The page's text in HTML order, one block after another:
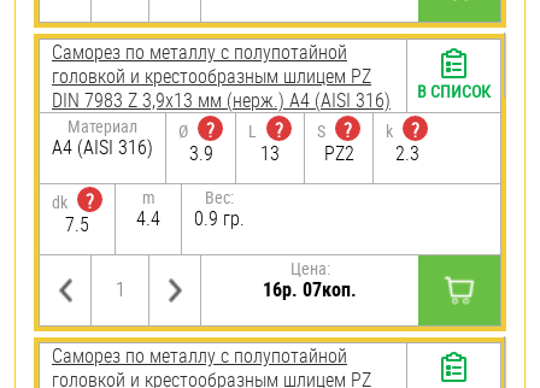
Саморез по металлу с полупотайной
головкой и крестообразным шлицем PZ
DIN 7983 Z 3,9х13 мм (нерж.) A4 (AISI 316)
Материал
A4 (AISI 316)
Ø
?
3.9
L
?
13
S
?
PZ2
k
?
2.3
dk
?
7.5
m
4.4
Вес:
0.9 гр.
Цена:
16р. 07коп.
В СПИСОК
Саморез по металлу с полупотайной
головкой и крестообразным шлицем PZ